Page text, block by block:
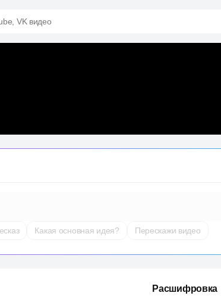
VK видео
Какая основная идея? Перескажи видео
Расшифровка